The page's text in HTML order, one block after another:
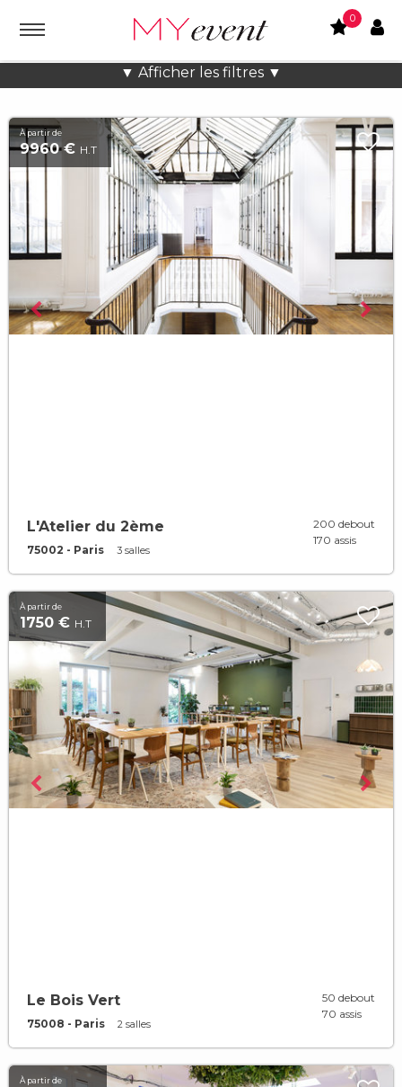
0
▼ Afficher les filtres ▼
Location lieux et salles atypiques
À partir de
9960 € H.T
L'Atelier du 2ème
75002 - Paris 3 salles
200 debout
170 assis
À partir de
1750 € H.T
Le Bois Vert
75008 - Paris 2 salles
50 debout
70 assis
À partir de